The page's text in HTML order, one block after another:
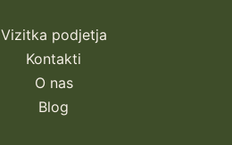
Vizitka podjetja
Kontakti
O nas
Blog